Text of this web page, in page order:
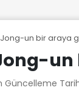
Jong-un bir araya
Güncelleme